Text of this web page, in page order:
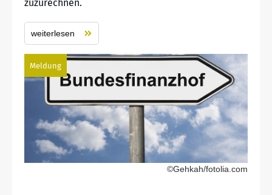
zuzurechnen.
weiterlesen
Meldung
©Gehkah/fotolia.com